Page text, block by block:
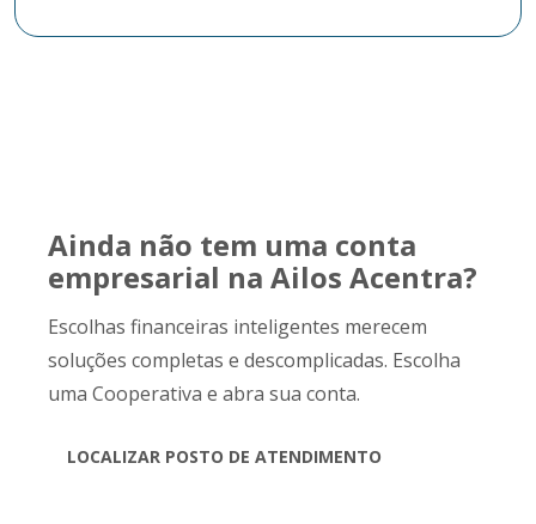
Ainda não tem uma conta
empresarial na Ailos Acentra?
Escolhas financeiras inteligentes merecem
soluções completas e descomplicadas. Escolha
uma Cooperativa e abra sua conta.
LOCALIZAR POSTO DE ATENDIMENTO